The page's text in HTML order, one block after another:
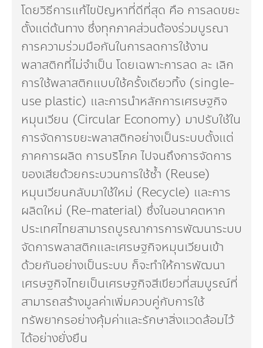
โดยวิธีการแก้ไขปัญหาที่ดีที่สุด คือ การลดขยะ
ตั้งแต่ต้นทาง ซึ่งทุกภาคส่วนต้องร่วมบูรณา
การความร่วมมือกันในการลดการใช้งาน
พลาสติกที่ไม่จำเป็น โดยเฉพาะการลด ละ เลิก
การใช้พลาสติกแบบใช้ครั้งเดียวทิ้ง (single-
use plastic) และการนำหลักการเศรษฐกิจ
หมุนเวียน (Circular Economy) มาปรับใช้ใน
การจัดการขยะพลาสติกอย่างเป็นระบบตั้งแต่
ภาคการผลิต การบริโภค ไปจนถึงการจัดการ
ของเสียด้วยกระบวนการใช้ซ้ำ (Reuse)
หมุนเวียนกลับมาใช้ใหม่ (Recycle) และการ
ผลิตใหม่ (Re-material) ซึ่งในอนาคตหาก
ประเทศไทยสามารถบูรณาการการพัฒนาระบบ
จัดการพลาสติกและเศรษฐกิจหมุนเวียนเข้า
ด้วยกันอย่างเป็นระบบ ก็จะทำให้การพัฒนา
เศรษฐกิจไทยเป็นเศรษฐกิจสีเขียวที่สมบูรณ์ที่
สามารถสร้างมูลค่าเพิ่มควบคู่กับการใช้
ทรัพยากรอย่างคุ้มค่าและรักษาสิ่งแวดล้อมไว้
ได้อย่างยั่งยืน